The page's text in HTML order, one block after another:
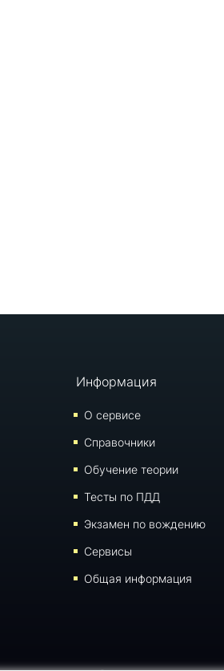
Информация
О сервисе
Справочники
Обучение теории
Тесты по ПДД
Экзамен по вождению
Сервисы
Общая информация